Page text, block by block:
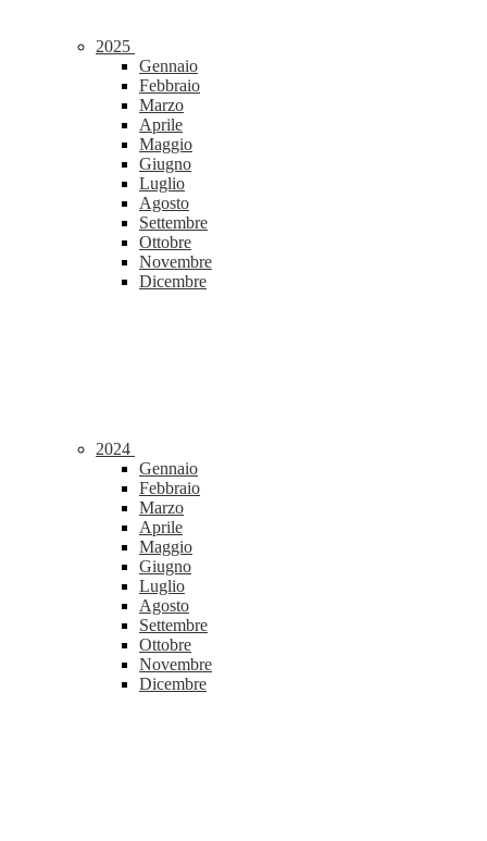
2025
Gennaio
Febbraio
Marzo
Aprile
Maggio
Giugno
Luglio
Agosto
Settembre
Ottobre
Novembre
Dicembre
2024
Gennaio
Febbraio
Marzo
Aprile
Maggio
Giugno
Luglio
Agosto
Settembre
Ottobre
Novembre
Dicembre